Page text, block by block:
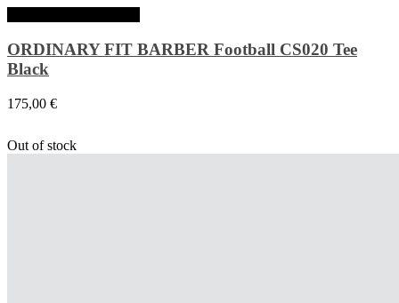
ORDINARY FIT BARBER Football CS020 Tee
Black
175,00 €
Out of stock